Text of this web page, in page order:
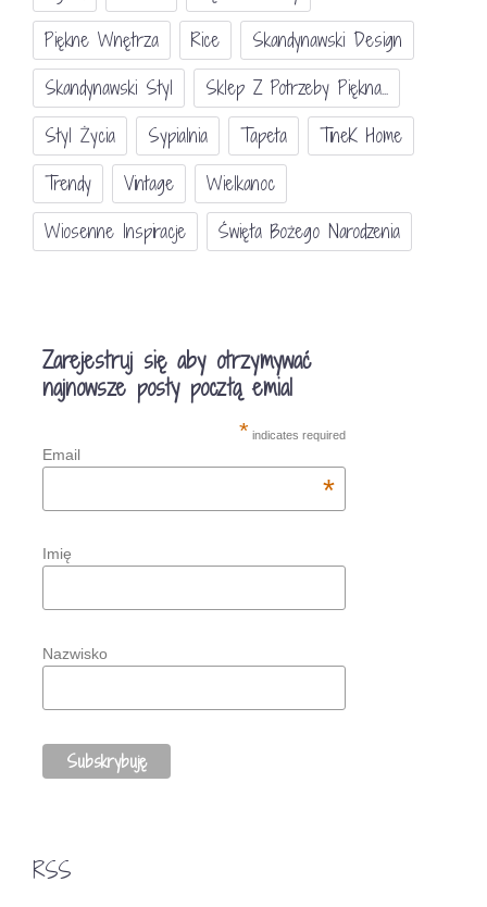
Piękne Wnętrza
Rice
Skandynawski Design
Skandynawski Styl
Sklep Z Potrzeby Piękna...
Styl Życia
Sypialnia Tapeta
TineK Home
Trendy
Vintage
Wielkanoc
Wiosenne Inspiracje
Święta Bożego Narodzenia
Zarejestruj się aby otrzymywać
najnowsze posty pocztą emial
* indicates required
Email
*
Imię
Nazwisko
RSS